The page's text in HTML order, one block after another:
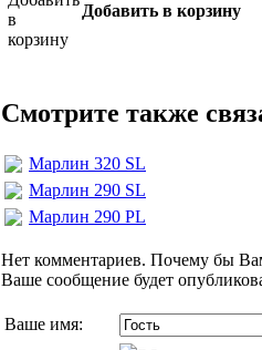
Добавить в корзину
Смотрите также
Марлин 320 SL
Марлин 290 SL
Марлин 290 PL
Нет комментариев. Почему бы
Ваше сообщение будет
Ваше имя: